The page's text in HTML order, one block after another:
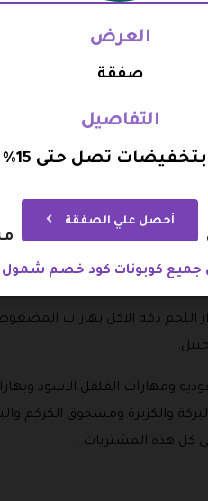
وزيت البرتقال وزيت الزعتر
وزيد الشاي الاخضر و
الكافور الطبيعي والورد
عند استخدام رمز خصم شمول .
بشرائها والحصول عليها
والشاورما وماجي احمر
وبهارات فلفل الاحمر و
ذكر وجميعها على خصم عند
دقه الاكل بهارات
ومهارات الفلفل الاسود
البركة والكزبرة ومسحوق
كل هذه المشتريات .
العرض
صفقة
التفاصيل
حتى 15% على قسم الاعشاب
أحصل علي الصفقة
كوبونات كود خصم شمول